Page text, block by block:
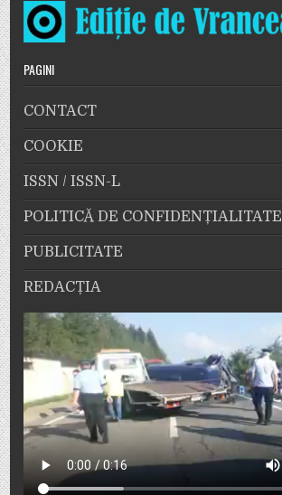
Nu
mai
anulează
PAGINI
CONTACT
COOKIE
ISSN / ISSN-L
POLITICĂ DE CONFIDENȚIALITATE
PUBLICITATE
REDACȚIA